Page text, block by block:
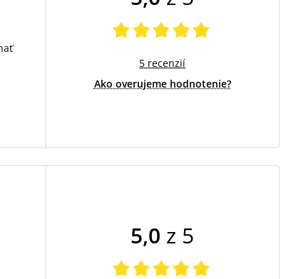
5 recenzií
Ako overujeme hodnotenie?
5,0 z 5